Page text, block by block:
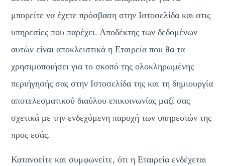
μπορείτε να έχετε πρόσβαση στην Ιστοσελίδα και στις
υπηρεσίες που παρέχει. Αποδέκτης των δεδομένων
αυτών είναι αποκλειστικά η Εταιρεία που θα τα
χρησιμοποιήσει για το σκοπό της ολοκληρωμένης
περιήγησής σας στην Ιστοσελίδα της και τη δημιουργία
αποτελεσματικού διαύλου επικοινωνίας μαζί σας
σχετικά με την ενδεχόμενη παροχή των υπηρεσιών της
προς εσάς.
Κατανοείτε και συμφωνείτε, ότι η Εταιρεία ενδέχεται